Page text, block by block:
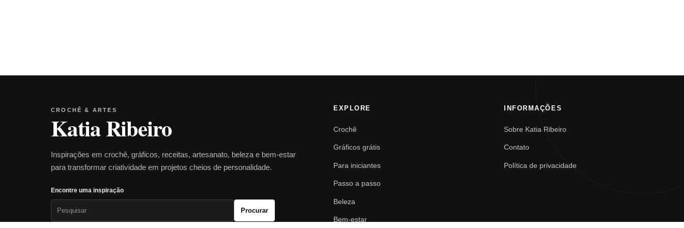
CROCHÊ & ARTES
Katia Ribeiro
Inspirações em crochê, gráficos, receitas, artesanato, beleza e bem-estar
para transformar criatividade em projetos cheios de personalidade.
Encontre uma inspiração
Procurar
EXPLORE
Crochê
Gráficos grátis
Para iniciantes
Passo a passo
Beleza
Bem-estar
INFORMAÇÕES
Sobre Katia Ribeiro
Contato
Política de privacidade